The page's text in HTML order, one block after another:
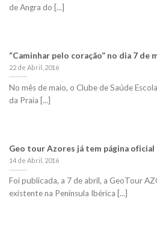
de Angra do [...]
“Caminhar pelo coração” no dia 7 de
22 de Abril, 2016
No mês de maio, o Clube de Saúde
da Praia [...]
Geo tour Azores já tem página oficial
14 de Abril, 2016
Foi publicada, a 7 de abril, a GeoTour
existente na Península Ibérica [...]